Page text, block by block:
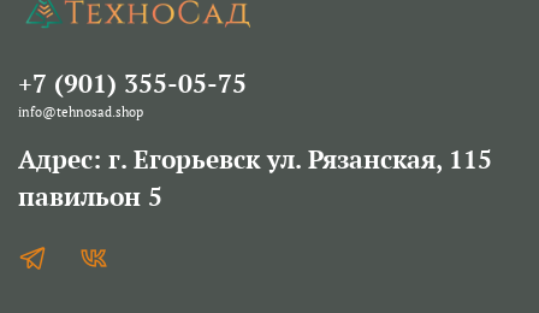
+7 (901) 355-05-75
info@tehnosad.shop
Адрес: г. Егорьевск ул. Рязанская, 115
павильон 5